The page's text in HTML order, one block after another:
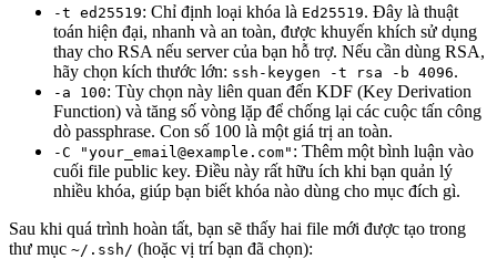
-t ed25519: Chỉ định loại khóa là Ed25519. Đây là thuật
toán hiện đại, nhanh và an toàn, được khuyến khích sử dụng
thay cho RSA nếu server của bạn hỗ trợ. Nếu cần dùng RSA,
hãy chọn kích thước lớn: ssh-keygen -t rsa -b 4096.
-a 100: Tùy chọn này liên quan đến KDF (Key Derivation
Function) và tăng số vòng lặp để chống lại các cuộc tấn công
dò passphrase. Con số 100 là một giá trị an toàn.
-C "your_email@example.com" : Thêm một bình luận vào
cuối file public key. Điều này rất hữu ích khi bạn quản lý
nhiều khóa, giúp bạn biết khóa nào dùng cho mục đích gì.
Sau khi quá trình hoàn tất, bạn sẽ thấy hai file mới được tạo trong
thư mục ~/.ssh/ (hoặc vị trí bạn đã chọn):